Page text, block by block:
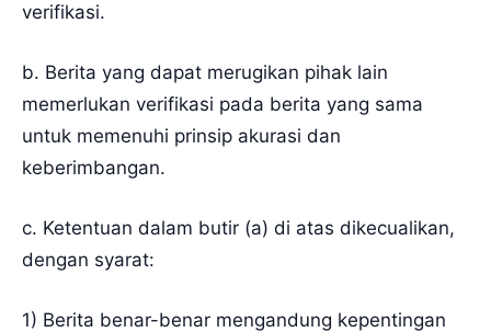
verifikasi.
b. Berita yang dapat merugikan pihak lain
memerlukan verifikasi pada berita yang sama
untuk memenuhi prinsip akurasi dan
keberimbangan.
c. Ketentuan dalam butir (a) di atas dikecualikan,
dengan syarat:
1) Berita benar-benar mengandung kepentingan